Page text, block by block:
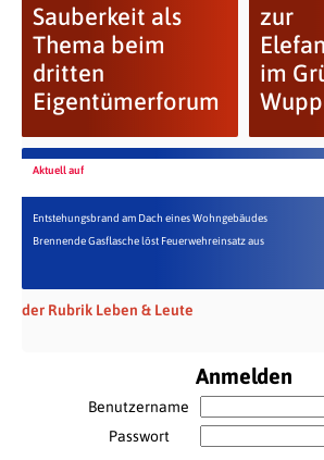
Sauberkeit als
Thema beim
dritten
Eigentümerforum
zur
im
Aktuell auf
Entstehungsbrand am Dach eines Wohngebäudes
Brennende Gasflasche löst Feuerwehreinsatz aus
der Rubrik Leben & Leute
Anmelden
Benutzername
Passwort